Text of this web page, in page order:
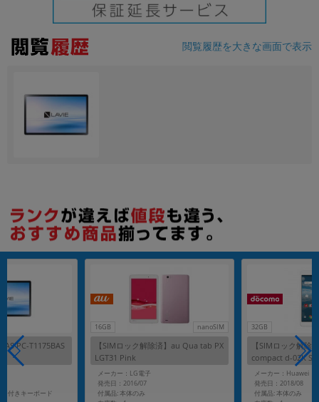
閲覧履歴を大きな画面で表示
PC-T1175BAS
付きキーボード
16GB nanoSIM
【SIMロック解除済】au Qua tab PX
LGT31 Pink
メーカー：LG電子
発売日：2016/07
付属品: 本体のみ
32GB
【SIMロック解
compact d-02K
メーカー：Huawei
発売日：2018/08
付属品: 本体のみ
月 から
各項目のチェックボックスは「or検索」となります。
ただし機能別のみ「and検索」となります。